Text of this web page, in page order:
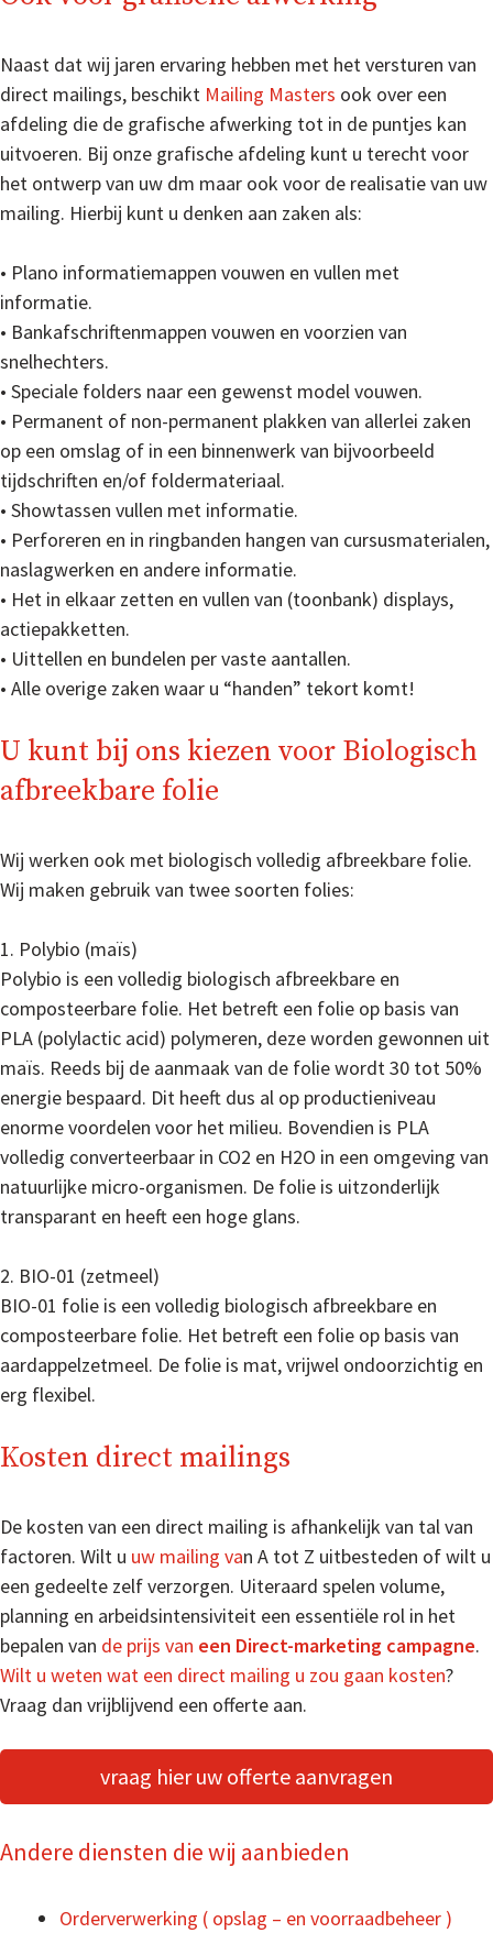
Naast dat wij jaren ervaring hebben met het versturen van
direct mailings, beschikt Mailing Masters ook over een
afdeling die de grafische afwerking tot in de puntjes kan
uitvoeren. Bij onze grafische afdeling kunt u terecht voor
het ontwerp van uw dm maar ook voor de realisatie van uw
mailing. Hierbij kunt u denken aan zaken als:
• Plano informatiemappen vouwen en vullen met
informatie.
• Bankafschriftenmappen vouwen en voorzien van
snelhechters.
• Speciale folders naar een gewenst model vouwen.
• Permanent of non-permanent plakken van allerlei zaken
op een omslag of in een binnenwerk van bijvoorbeeld
tijdschriften en/of foldermateriaal.
• Showtassen vullen met informatie.
• Perforeren en in ringbanden hangen van cursusmaterialen,
naslagwerken en andere informatie.
• Het in elkaar zetten en vullen van (toonbank) displays,
actiepakketten.
• Uittellen en bundelen per vaste aantallen.
• Alle overige zaken waar u “handen” tekort komt!
U kunt bij ons kiezen voor Biologisch
afbreekbare folie
Wij werken ook met biologisch volledig afbreekbare folie.
Wij maken gebruik van twee soorten folies:
1. Polybio (maïs)
Polybio is een volledig biologisch afbreekbare en
composteerbare folie. Het betreft een folie op basis van
PLA (polylactic acid) polymeren, deze worden gewonnen uit
maïs. Reeds bij de aanmaak van de folie wordt 30 tot 50%
energie bespaard. Dit heeft dus al op productieniveau
enorme voordelen voor het milieu. Bovendien is PLA
volledig converteerbaar in CO2 en H2O in een omgeving van
natuurlijke micro-organismen. De folie is uitzonderlijk
transparant en heeft een hoge glans.
2. BIO-01 (zetmeel)
BIO-01 folie is een volledig biologisch afbreekbare en
composteerbare folie. Het betreft een folie op basis van
aardappelzetmeel. De folie is mat, vrijwel ondoorzichtig en
erg flexibel.
Kosten direct mailings
De kosten van een direct mailing is afhankelijk van tal van
factoren. Wilt u uw mailing van A tot Z uitbesteden of wilt u
een gedeelte zelf verzorgen. Uiteraard spelen volume,
planning en arbeidsintensiviteit een essentiële rol in het
bepalen van de prijs van een Direct-marketing campagne.
Wilt u weten wat een direct mailing u zou gaan kosten?
Vraag dan vrijblijvend een offerte aan.
vraag hier uw offerte aanvragen
Andere diensten die wij aanbieden
Orderverwerking ( opslag – en voorraadbeheer )